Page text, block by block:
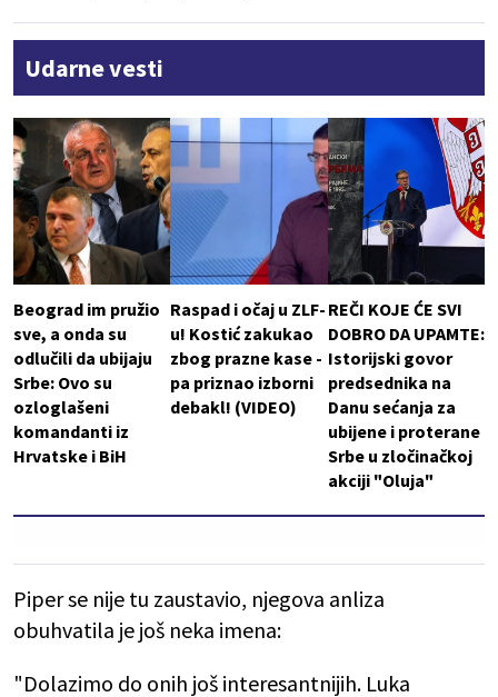
Udarne vesti
Beograd im pružio
sve, a onda su
odlučili da ubijaju
Srbe: Ovo su
ozloglašeni
komandanti iz
Hrvatske i BiH
Raspad i očaj u ZLF-
u! Kostić zakukao
zbog prazne kase -
pa priznao izborni
debakl! (VIDEO)
REČI KOJE ĆE SVI
DOBRO DA UPAMTE:
Istorijski govor
predsednika na
Danu sećanja za
ubijene i proterane
Srbe u zločinačkoj
akciji "Oluja"
Piper se nije tu zaustavio, njegova anliza
obuhvatila je još neka imena:
"Dolazimo do onih još interesantnijih. Luka